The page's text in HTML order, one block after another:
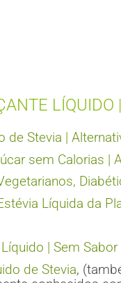
de Stevia |
sem Calorias |
Líquida da
| Sem
de Stevia,